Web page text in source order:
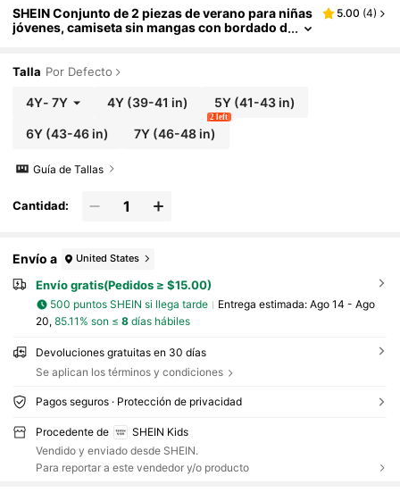
SHEIN Conjunto de 2 piezas de verano para niñas
jóvenes, camiseta sin mangas con bordado d
es y días festivos
5.00 (4)
Talla Por Defecto
4Y- 7Y 4Y (39-41 in) 5Y (41-43 in)
6Y(43-46 in) 7Y (46-48 in)
2 left
Guía de Tallas
Cantidad:
Envío a United States
Envío gratis(Pedidos ≥ $15.00)
500 puntos SHEIN si llega tarde Entrega estimada: Ago 14 - Ago
20, 85.11% son ≤ 8días hábiles
Devoluciones gratuitas en 30 días
Se aplican los términos y condiciones
Pagos seguros · Protección de privacidad
Procedente de
SHEIN Kids
Vendido y enviado desde SHEIN.
Para reportar a este vendedor y/o producto